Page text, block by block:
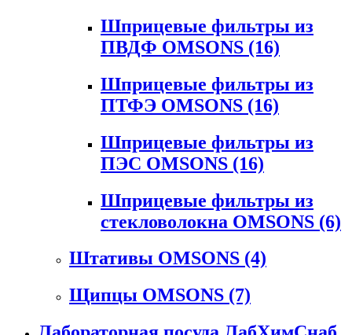
Шприцевые фильтры из
ПВДФ OMSONS (16)
Шприцевые фильтры из
ПТФЭ OMSONS (16)
Шприцевые фильтры из
ПЭС OMSONS (16)
Шприцевые фильтры из
стекловолокна OMSONS (6)
Штативы OMSONS (4)
Щипцы OMSONS (7)